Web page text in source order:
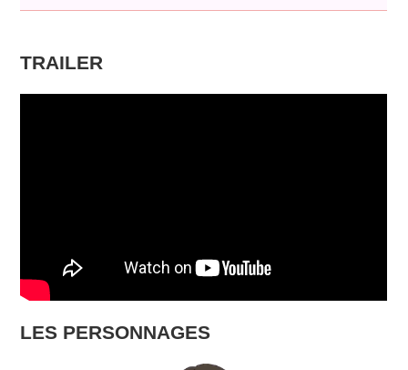
TRAILER
LES PERSONNAGES